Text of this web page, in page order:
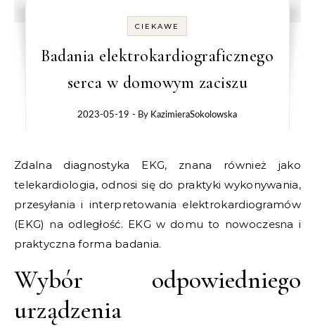
CIEKAWE
Badania elektrokardiograficznego
serca w domowym zaciszu
2023-05-19 - By KazimieraSokolowska
Zdalna diagnostyka EKG, znana również jako
telekardiologia, odnosi się do praktyki wykonywania,
przesyłania i interpretowania elektrokardiogramów
(EKG) na odległość. EKG w domu to nowoczesna i
praktyczna forma badania.
Wybór odpowiedniego
urządzenia